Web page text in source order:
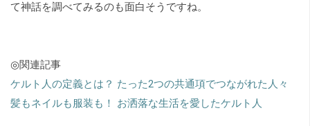
て神話を調べてみるのも面白そうですね。
◎関連記事
ケルト人の定義とは？ たった2つの共通項でつながれた人々
髪もネイルも服装も！ お洒落な生活を愛したケルト人